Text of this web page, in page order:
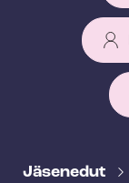
e
Jäsenedut